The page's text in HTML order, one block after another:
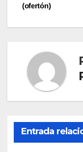
(ofertón)
Entrada